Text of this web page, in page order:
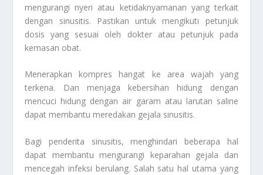
mengurangi nyeri atau ketidaknyamanan yang terkait
dengan sinusitis. Pastikan untuk mengikuti petunjuk
dosis yang sesuai oleh dokter atau petunjuk pada
kemasan obat.
Menerapkan kompres hangat ke area wajah yang
terkena. Dan menjaga kebersihan hidung dengan
mencuci hidung dengan air garam atau larutan saline
dapat membantu meredakan gejala sinusitis.
Bagi penderita sinusitis, menghindari beberapa hal
dapat membantu mengurangi keparahan gejala dan
mencegah infeksi berulang. Salah satu hal utama yang